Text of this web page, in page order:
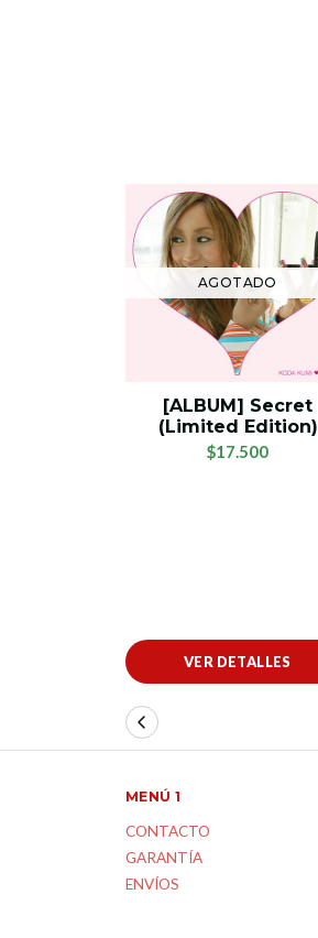
AGOTADO
[ALBUM] Secret
(Limited Edition)
$17.500
VER DETALLES
MENÚ 1
CONTACTO
GARANTÍA
ENVÍOS